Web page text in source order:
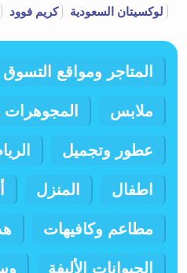
لوكسيتان السعودية
كريم فوود
المتاجر ومواقع التسوق
ملابس
عطور وتجميل
اطفال المنزل
مطاعم وكافيهات
الحيوانات الأليفة